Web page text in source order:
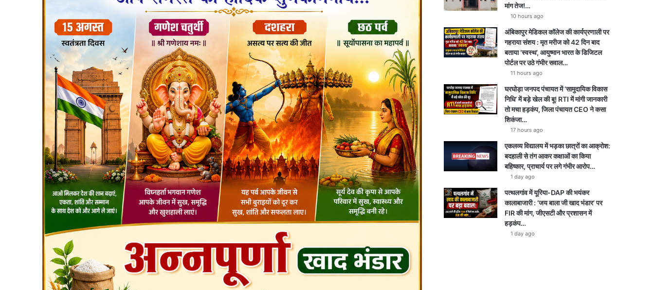
मांग तेज!…
10 hours ago
अंबिकापुर मेडिकल कॉलेज की कार्यप्रणाली पर
गहराया संशय : मृत मरीज को 42 दिन बाद
बताया ‘स्वस्थ’, आयुष्मान भारत के डिजिटल
पोर्टल पर उठे गंभीर सवाल…
11 hours ago
घरघोड़ा जनपद पंचायत में ‘सामुदायिक विकास
निधि’ में बड़े खेल की बू! RTI में मांगी जानकारी
तो मचा हड़कंप, जिला पंचायत CEO ने कसा
शिकंजा…
17 hours ago
एकलव्य विद्यालय में भड़का छात्रों का आक्रोश:
बदहाली से तंग आकर कक्षाओं का किया
बहिष्कार, प्राचार्य पर लगे गंभीर आरोप…
1 day ago
पत्थलगांव में यूरिया-DAP की भयंकर
कालाबाजारी : ‘जय बाला जी खाद भंडार’ पर
FIR की मांग, जीएसटी और प्रशासन में
हड़कंप…
1 day ago